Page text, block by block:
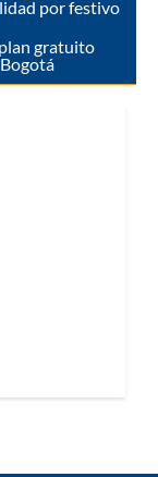
por festivo
gratuito